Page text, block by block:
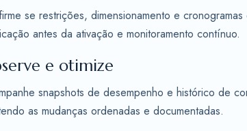
se restrições, dimensionamento e
antes da ativação e monitoramento contínuo.
e otimize
snapshots de desempenho e histórico de
as mudanças ordenadas e documentadas.